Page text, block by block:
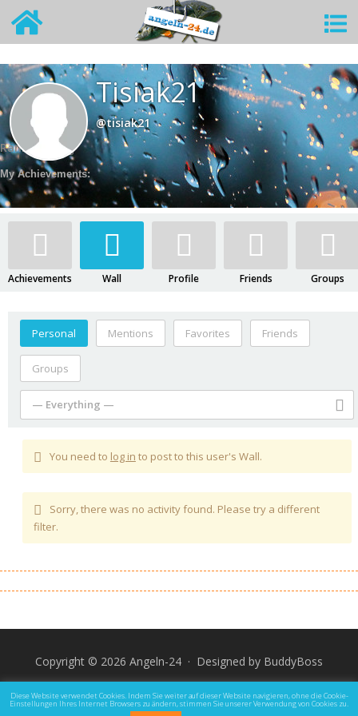
Tisiak21
@tisiak21
Rank:Neuling
My Achievements:
Achievements Wall Profile Friends Groups
Personal Mentions Favorites Friends
Groups
— Everything —
You need to log in to post to this user's Wall.
Sorry, there was no activity found. Please try a different
filter.
Copyright © 2026 Angeln-24 · Designed by BuddyBoss
Impressum Datenschutz und Rechtliche Hinweise
Diese Website verwendet Cookies. Indem Sie weiter auf dieser Website navigieren, ohne die Cookie-
Einstellungen Ihres Internet Browsers zu ändern, stimmen Sie unserer Verwendung von Cookies zu.